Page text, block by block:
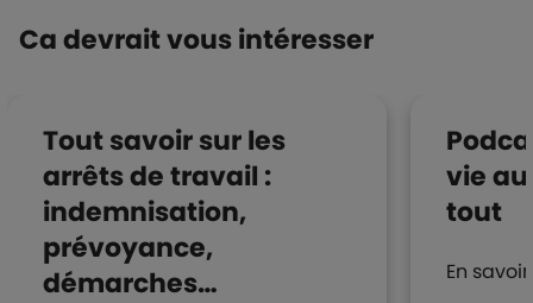
Ca devrait vous intéresser
Tout savoir sur les
arrêts de travail :
indemnisation,
prévoyance,
démarches…
vie
tout
En